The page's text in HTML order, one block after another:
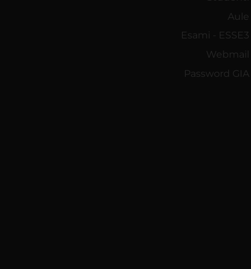
Aule
Esami - ESSE3
Webmail
Password GIA